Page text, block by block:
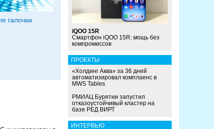
галочки
iQOO 15R
Смартфон iQOO 15R: мощь без
компромиссов
ПРОЕКТЫ
«Холдинг Аква» за 36 дней
автоматизировал комплаенс в
MWS Tables
РМИАЦ Бурятии запустил
отказоустойчивый кластер на
базе РЕД ВИРТ
ИНТЕРВЬЮ